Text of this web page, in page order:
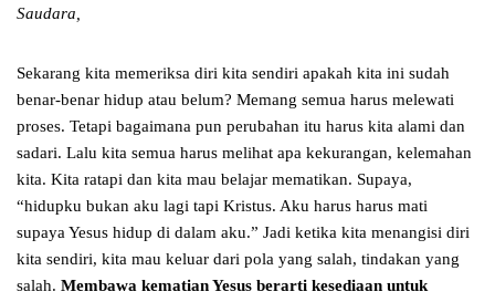
Saudara,
Sekarang kita memeriksa diri kita sendiri apakah kita ini sudah
benar-benar hidup atau belum? Memang semua harus melewati
proses. Tetapi bagaimana pun perubahan itu harus kita alami dan
sadari. Lalu kita semua harus melihat apa kekurangan, kelemahan
kita. Kita ratapi dan kita mau belajar mematikan. Supaya,
“hidupku bukan aku lagi tapi Kristus. Aku harus harus mati
supaya Yesus hidup di dalam aku.” Jadi ketika kita menangisi diri
kita sendiri, kita mau keluar dari pola yang salah, tindakan yang
salah. Membawa kematian Yesus berarti kesediaan untuk